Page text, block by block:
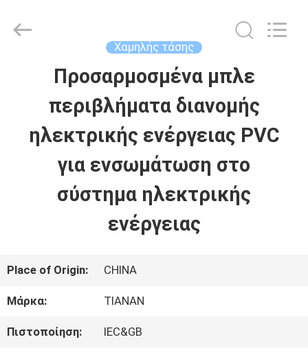
ΠΡΟΪΌΝΤΑ
ΕΜΦΆΝΙΣΗ
ΓΎΡΟΣ
Tianan
(Group)
Χαμηλής τάσης
Προσαρμοσμένα μπλε
περιβλήματα διανομής
ηλεκτρικής ενέργειας PVC
για ενσωμάτωση στο
σύστημα ηλεκτρικής
ενέργειας
Place of Origin: CHINA
Μάρκα: TIANAN
Πιστοποίηση: IEC&GB